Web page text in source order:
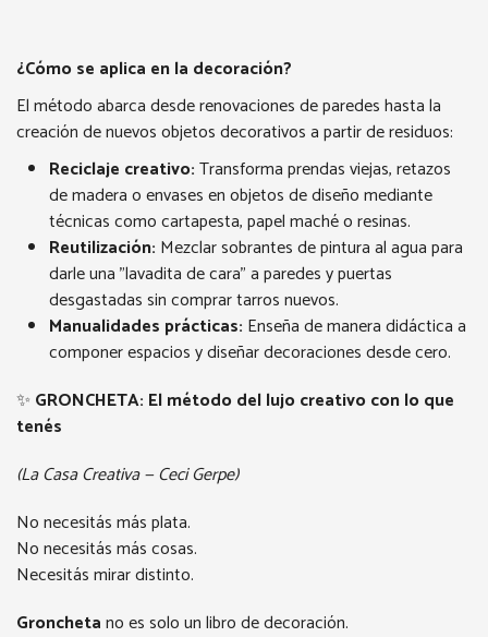
¿Cómo se aplica en la decoración?
El método abarca desde renovaciones de paredes hasta la
creación de nuevos objetos decorativos a partir de residuos:
Reciclaje creativo:Transforma prendas viejas, retazos
de madera o envases en objetos de diseño mediante
técnicas como cartapesta, papel maché o resinas.
Reutilización: Mezclar sobrantes de pintura al agua para
darle una "lavadita de cara" a paredes y puertas
desgastadas sin comprar tarros nuevos.
Manualidades prácticas: Enseña de manera didáctica a
componer espacios y diseñar decoraciones desde cero.
✨ GRONCHETA: El método del lujo creativo con lo que
tenés
(La Casa Creativa — Ceci Gerpe)
No necesitás más plata.
No necesitás más cosas.
Necesitás mirar distinto.
Gronchetano es solo un libro de decoración.